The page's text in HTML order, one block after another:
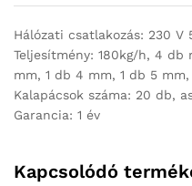
Hálózati csatlakozás: 230 V
Teljesítmény: 180kg/h, 4 db
mm, 1 db 4 mm, 1 db 5
Kalapácsok száma: 20 db,
Garancia: 1 év
Kapcsolódó